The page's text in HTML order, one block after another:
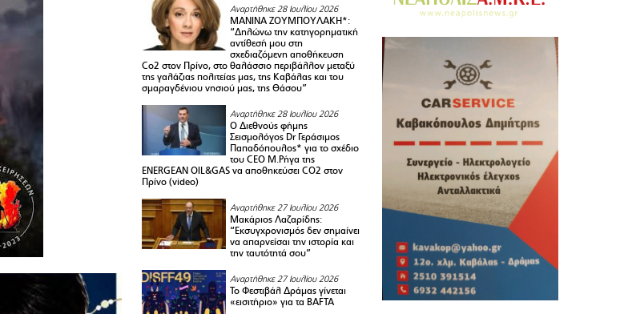
Αναρτήθηκε 28 Ιουλίου 2026
ΜΑΝΙΝΑ ΖΟΥΜΠΟΥΛΑΚΗ*:
“Δηλώνω την κατηγορηματική
αντίθεσή μου στη
σχεδιαζόμενη αποθήκευση
Co2 στον Πρίνο, στο θαλάσσιο περιβάλλον μεταξύ
της γαλάζιας πολιτείας μας, της Καβάλας και του
σμαραγδένιου νησιού μας, της Θάσου”
Αναρτήθηκε 28 Ιουλίου 2026
Ο Διεθνούς φήμης
Σεισμολόγος Dr Γεράσιμος
Παπαδόπουλος* για το σχέδιο
του CEO M.Ρήγα της
ENERGEAN OIL&GAS να αποθηκεύσει CO2 στον
Πρίνο (video)
Αναρτήθηκε 27 Ιουλίου 2026
Μακάριος Λαζαρίδης:
“Εκσυγχρονισμός δεν σημαίνει
να απαρνείσαι την ιστορία και
την ταυτότητά σου”
Αναρτήθηκε 27 Ιουλίου 2026
Το Φεστιβάλ Δράμας γίνεται
«εισιτήριο» για τα BAFTA